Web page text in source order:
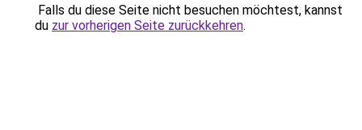
Falls du diese Seite nicht besuchen möchtest, kannst
du zur vorherigen Seite zurückkehren.